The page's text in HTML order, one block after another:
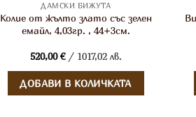
ДАМСКИ БИЖУТА
Колие от жълто злато със зелен
емайл, 4,03гр. , 44+3см.
520,00€/ 1017,02 лв.
ДОБАВИ В КОЛИЧКАТА